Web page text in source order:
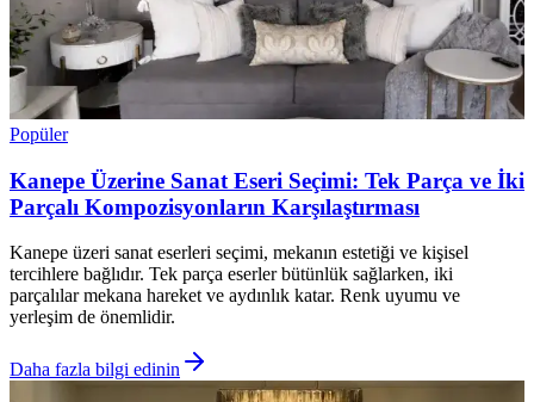
Popüler
Kanepe Üzerine Sanat Eseri Seçimi: Tek Parça ve İki
Parçalı Kompozisyonların Karşılaştırması
Kanepe üzeri sanat eserleri seçimi, mekanın estetiği ve kişisel
tercihlere bağlıdır. Tek parça eserler bütünlük sağlarken, iki
parçalılar mekana hareket ve aydınlık katar. Renk uyumu ve
yerleşim de önemlidir.
Daha fazla bilgi edinin